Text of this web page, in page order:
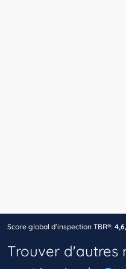
Score global d’inspection TBR®:
Trouver d'autres